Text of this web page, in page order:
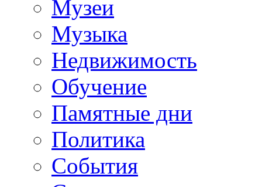
Музеи
Музыка
Недвижимость
Обучение
Памятные дни
Политика
События